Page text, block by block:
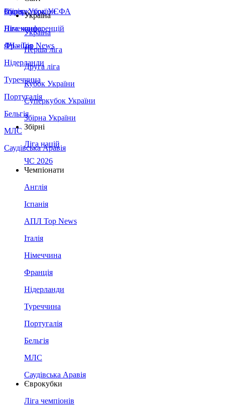
Збірна України
Італія
Німеччина
Франція
Нідерланди
Туреччина
Португалія
Бельгія
МЛС
Саудівська Аравія
Суперкубок УЄФА
Ліга конференцій
ЛЧ - Top News
Україна
Україна
Перша ліга
Друга ліга
Кубок України
Суперкубок України
Збірна України
Збірні
Ліга націй
ЧС 2026
Чемпіонати
Англія
Іспанія
АПЛ Top News
Італія
Німеччина
Франція
Нідерланди
Туреччина
Португалія
Бельгія
МЛС
Саудівська Аравія
Єврокубки
Ліга чемпіонів